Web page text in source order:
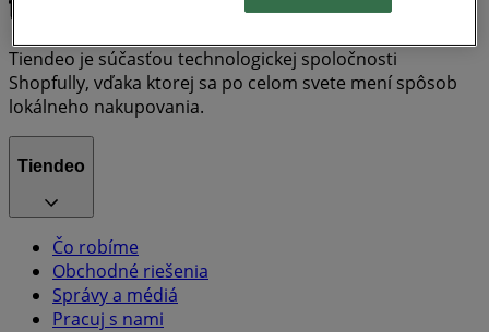
Tiendeo je súčasťou technologickej spoločnosti
Shopfully, vďaka ktorej sa po celom svete mení spôsob
lokálneho nakupovania.
Tiendeo
Čo robíme
Obchodné riešenia
Správy a médiá
Pracuj s nami